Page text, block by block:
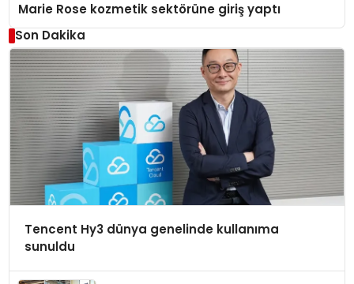
Marie Rose kozmetik sektörüne giriş yaptı
Son Dakika
Tencent Hy3 dünya genelinde kullanıma
sunuldu